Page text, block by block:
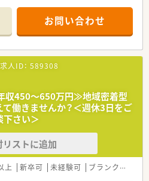
＊
いて】
から車で約16分の場所に位置してお
利です。
科・消化器科を中心に、1日平均で約
ます。
事務は2名が在籍しており、協力し合っ
しており、地域に密着した薬局として
す。
30年以上前から医療モール事業を手
開します。
お問い合わせ
人ID： 589308
収450～650万円≫地域密着型
働きませんか？＜週休3日をご
下さい＞
リストに追加
上 新卒可 未経験可 ブランク可